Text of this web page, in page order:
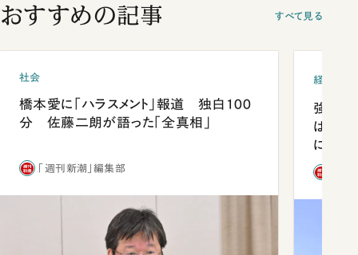
おすすめの記事 すべて見る
社会
橋本愛に「ハラスメント」報道 独白100
分 佐藤二朗が語った「全真相」
「週刊新潮」編集部
経済・ビ
強みは
は「東
になっ